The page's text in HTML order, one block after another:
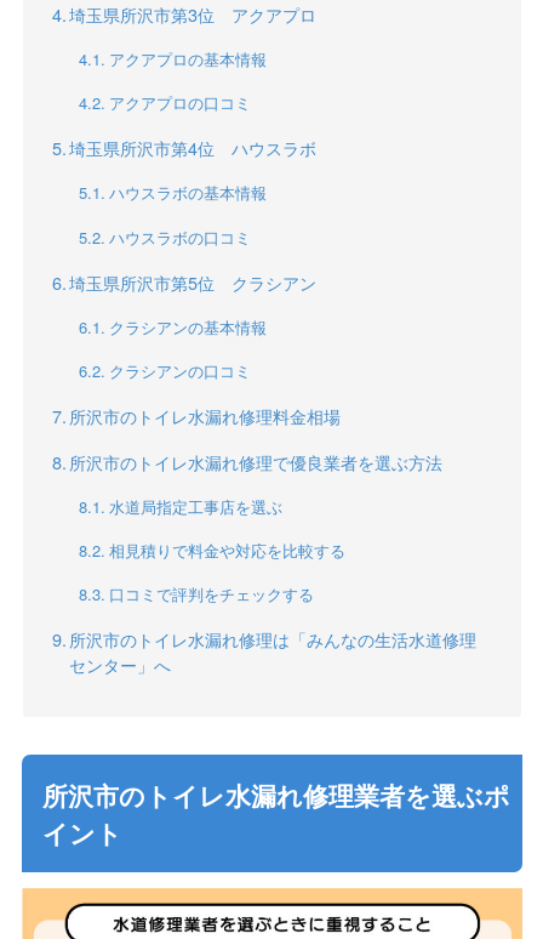
埼玉県所沢市第3位 アクアプロ
アクアプロの基本情報
アクアプロの口コミ
埼玉県所沢市第4位 ハウスラボ
ハウスラボの基本情報
ハウスラボの口コミ
埼玉県所沢市第5位 クラシアン
クラシアンの基本情報
クラシアンの口コミ
所沢市のトイレ水漏れ修理料金相場
所沢市のトイレ水漏れ修理で優良業者を選ぶ方法
水道局指定工事店を選ぶ
相見積りで料金や対応を比較する
口コミで評判をチェックする
所沢市のトイレ水漏れ修理は「みんなの生活水道修理
センター」へ
所沢市のトイレ水漏れ修理業者を選ぶポ
イント